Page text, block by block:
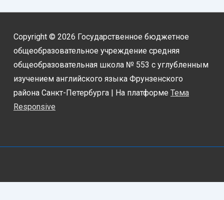
Copyright © 2026 Государственное бюджетное
общеобразовательное учреждение средняя
общеобразовательная школа № 553 с углубленным
изучением английского языка Фрунзенского
района Санкт-Петербурга | На платформе Тема
Responsive